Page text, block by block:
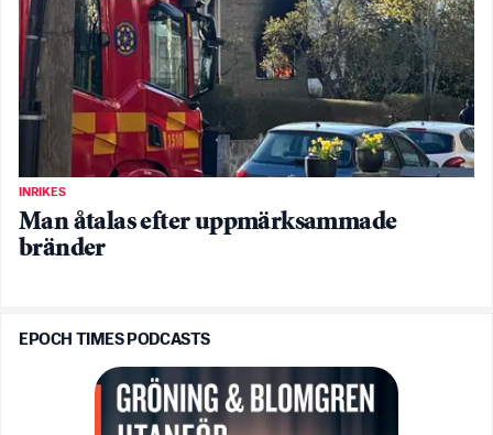
INRIKES
Man åtalas efter uppmärksammade
bränder
EPOCH TIMES PODCASTS